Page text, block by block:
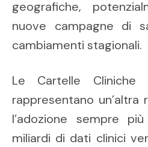
geografiche,
nuove campagne di
cambiamenti stagionali.
Le Cartelle Cliniche
rappresentano un’altra
l’adozione sempre
miliardi di dati clinici